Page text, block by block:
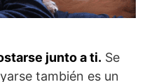
junto a ti. Se
también es un